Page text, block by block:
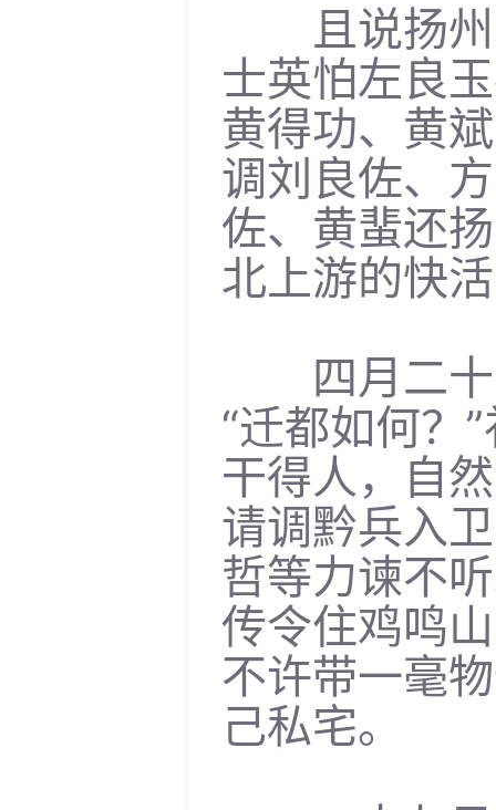
且说扬州
士英怕左良
黄得功、黄
调刘良佐、
佐、黄蜚还
北上游的快
四月二十
“迁都如何？
干得人，自
请调黔兵入
哲等力谏不
传令住鸡鸣
不许带一毫
己私宅。